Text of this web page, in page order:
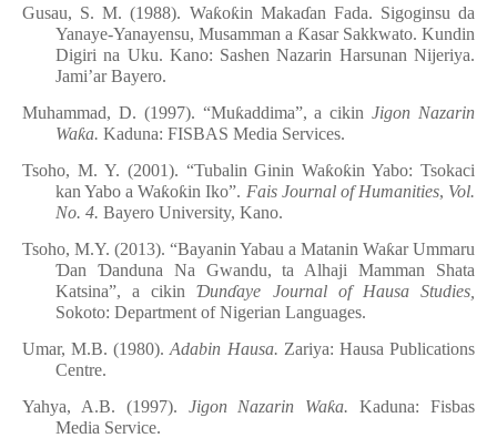
Gusau, S. M. (1988). Waƙoƙin Makaɗan Fada. Sigoginsu da
Yanaye-Yanayensu, Musamman a Ƙasar Sakkwato. Kundin
Digiri na Uku. Kano: Sashen Nazarin Harsunan Nijeriya.
Jami’ar Bayero.
Muhammad, D. (1997). “Muƙaddima”, a cikinJigon Nazarin
Waƙa. Kaduna: FISBAS Media Services.
Tsoho, M. Y. (2001). “Tubalin Ginin Waƙoƙin Yabo: Tsokaci
kan Yabo a Waƙoƙin Iko”. Fais Journal of Humanities, Vol.
No. 4. Bayero University, Kano.
Tsoho, M.Y. (2013). “Bayanin Yabau a Matanin Waƙar Ummaru
Ɗan Ɗanduna Na Gwandu, ta Alhaji Mamman Shata
Katsina”, a cikinƊunɗaye Journal of Hausa Studies,
Sokoto: Department of Nigerian Languages.
Umar, M.B. (1980).Adabin Hausa. Zariya: Hausa Publications
Centre.
Yahya, A.B. (1997).
Jigon Nazarin Waƙa. Kaduna: Fisbas
Media Service.